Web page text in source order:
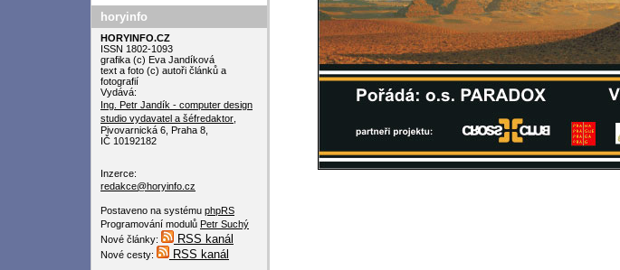
horyinfo
HORYINFO.CZ
ISSN 1802-1093
grafika (c) Eva Jandíková
text a foto (c) autoři článků a
fotografií
Vydává:
Ing. Petr Jandík - computer design
studio vydavatel a šéfredaktor
Pivovarnická 6, Praha 8,
IČ 10192182
Inzerce:
redakce@horyinfo.cz
Postaveno na systému phpRS
Programování modulů Petr Suchý
Nové články:
RSS kanál
Nové cesty: RSS kanál